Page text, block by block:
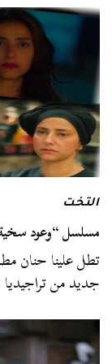
التخت
مسلسل “وعود
تطل علينا حنان
جديد من تراجيديا